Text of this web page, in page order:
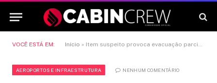
VOCÊ ESTÁ EM: Início » Item suspeito provoca evacuação parcial no Aeroporto Internacional de Miami
AEROPORTOS E INFRAESTRUTURA NENHUM COMENTÁRIO